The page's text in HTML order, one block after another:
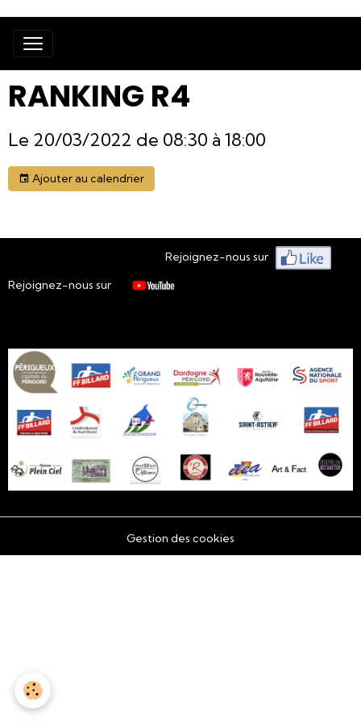
RANKING R4
Le 20/03/2022 de 08:30 à 18:00
Ajouter au calendrier
Rejoignez-nous sur
Rejoignez-nous sur
Gestion des cookies